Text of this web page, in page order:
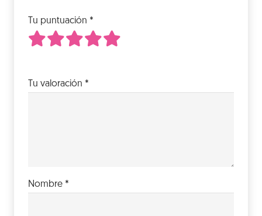
Tu puntuación *
Tu valoración *
Nombre *